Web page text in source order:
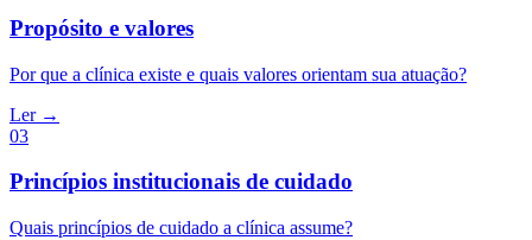
Propósito e valores
Por que a clínica existe e quais valores orientam sua atuação?
Ler →
03
Princípios institucionais de cuidado
Quais princípios de cuidado a clínica assume?